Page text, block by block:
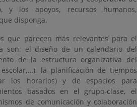
los apoyos, recursos humanos,
disponga.
que parecen más relevantes para el
son: el diseño de un calendario del
de la estructura organizativa del
la planificación de tiempos
los horarios) y de espacios para
basados en el grupo-clase, el
de comunicación y colaboración